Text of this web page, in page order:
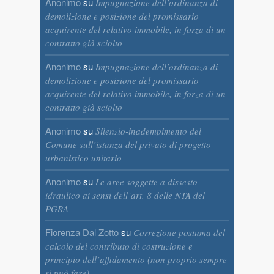
Impugnazione dell’ordinanza di
demolizione e posizione del promissario
acquirente del relativo immobile, in forza di un
contratto già sciolto
Anonimosu Impugnazione dell’ordinanza di
demolizione e posizione del promissario
acquirente del relativo immobile, in forza di un
contratto già sciolto
Anonimosu Silenzio-inadempimento del
Comune sull’istanza del privato di progetto
urbanistico unitario
Anonimosu Le aree soggette a dissesto
idraulico ai sensi dell’art. 8 delle NTA del
PGRA
Fiorenza Dal Zottosu Correzione postuma del
calcolo del contributo di costruzione e
principio dell’affidamento (non proprio sempre